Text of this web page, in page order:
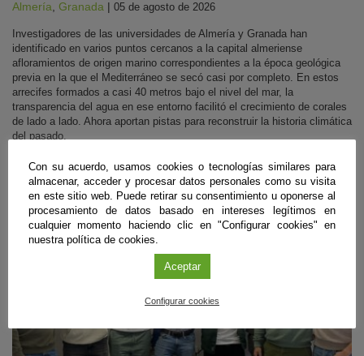
Almería Granada | 05 de agosto de 2026
Investigadores de las universidades de Almería y Granada han
identificado en varios puntos cercanos a la capital almeriense
afloramientos de origen marino correspondientes a la época geológica
previa en la que el Mediterráneo se secó casi por completo. En estos
arrecifes formados a casi 40 metros bajo el nivel del mar, la
transparencia del agua en ese entorno facilitó el crecimiento de corales
de lado a lado. Ahora aportan pistas para reconstruir la historia climática
del pasado.
Sigue leyendo
#CienciaDirecta
Con su acuerdo, usamos cookies o tecnologías similares para
almacenar, acceder y procesar datos personales como su visita
en este sitio web. Puede retirar su consentimiento u oponerse al
procesamiento de datos basado en intereses legítimos en
cualquier momento haciendo clic en "Configurar cookies" en
nuestra política de cookies.
Aceptar
Configurar cookies